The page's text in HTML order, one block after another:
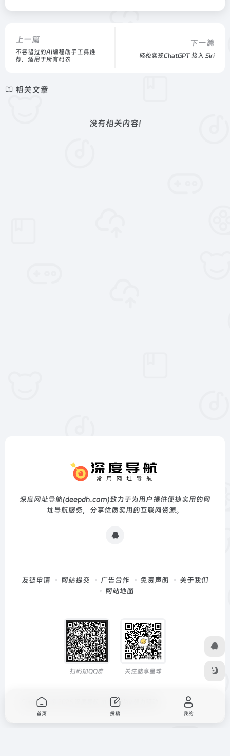
上一篇
不容错过的AI编程助手工具推
荐，适用于所有码农
下一篇
轻松实现ChatGPT 接入 Siri​
相关文章
没有相关内容!
深度网址导航(deepdh.com)致力于为用户提供便捷实用的网
址导航服务，分享优质实用的互联网资源。
友链申请 网站提交 广告合作 免责声明
关于我们
网站地图
扫码加QQ群 关注酷享星球
Copyright © 2026 OneNav
首页 投稿 我的